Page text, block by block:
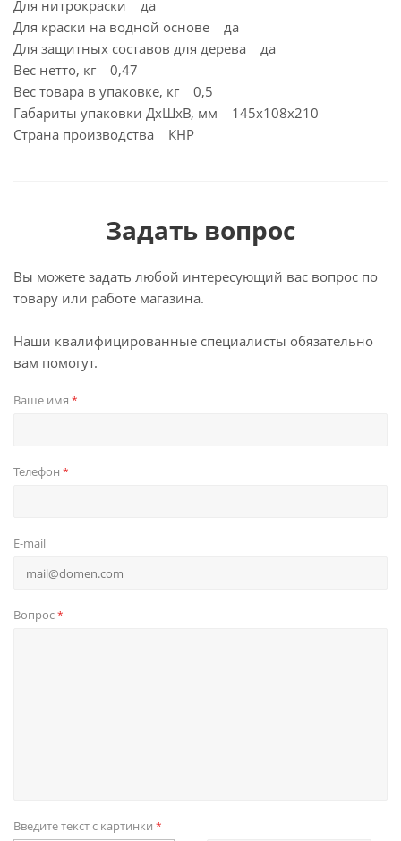
Для нитрокраски да
Для краски на водной основе да
Для защитных составов для дерева да
Вес нетто, кг 0,47
Вес товара в упаковке, кг 0,5
Габариты упаковки ДхШхВ, мм 145x108x210
Страна производства КНР
Задать вопрос
Вы можете задать любой интересующий вас вопрос по
товару или работе магазина.
Наши квалифицированные специалисты обязательно
вам помогут.
Ваше имя *
Телефон *
E-mail
Вопрос*
Введите текст с картинки *